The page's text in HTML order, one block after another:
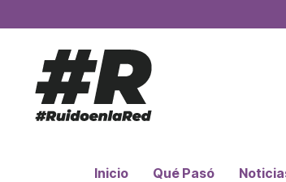
Inicio Qué Pasó